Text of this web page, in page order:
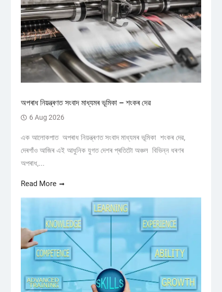
অপৰাধ নিয়ন্ত্ৰণত সংবাদ মাধ্যমৰ ভূমিকা – শংকৰ দেৱ
6 Aug 2026
এক আলোকপাত অপৰাধ নিয়ন্ত্ৰণত সংবাদ মাধ্যমৰ ভূমিকা শংকৰ দেৱ,
দেৰগাঁও আজিৰ এই আধুনিক যুগত দেশৰ প্ৰতিটো অঞ্চল বিভিন্ন ধৰণৰ
অপৰাধ,...
Read More